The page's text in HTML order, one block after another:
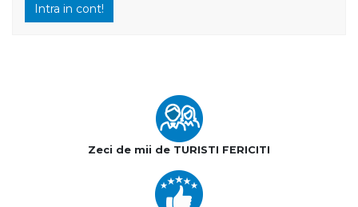
Intra in cont!
Zeci de mii de TURISTI FERICITI